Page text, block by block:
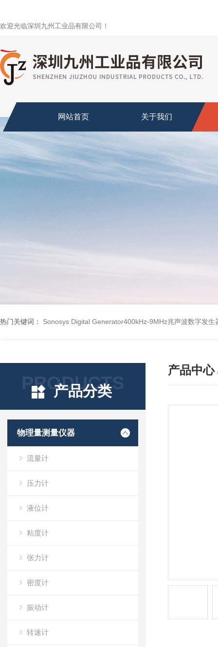
欢迎光临深圳九州工业品有限公司！
网站首页 关于我们
热门关键词： Sonosys Digital Generator400kHz-9MHz兆声波数字发生
PRODUCTS
产品分类
物理量测量仪器
流量计
压力计
液位计
粘度计
张力计
密度计
振动计
转速计
产品中心